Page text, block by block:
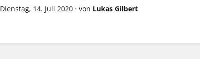
Dienstag, 14. Juli 2020· von Lukas Gilbert